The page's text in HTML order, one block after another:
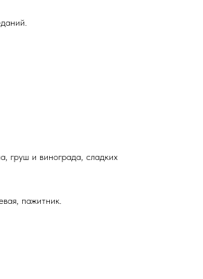
груш и винограда, сладких
пажитник.